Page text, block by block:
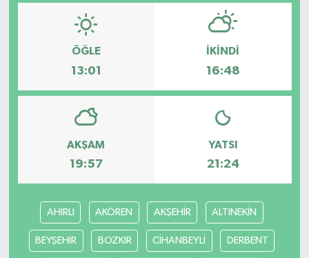
ÖĞLE
13:01
İKINDI
16:48
AKŞAM
19:57
YATSI
21:24
AHIRLI AKÖREN AKŞEHİR ALTINEKİN
BEYŞEHİR BOZKIR CİHANBEYLİ DERBENT